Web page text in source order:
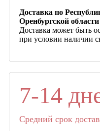
Доставка по
Оренбургской области
Доставка может быть
при условии наличии
7-14
Средний срок